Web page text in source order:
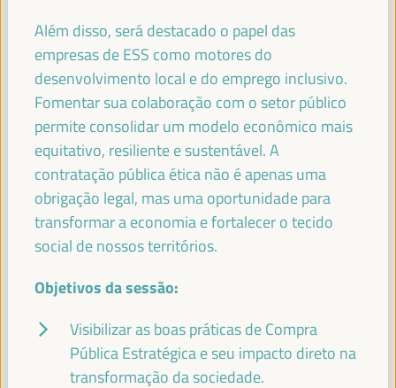
JAN VAN ZANEN
Presidente da CGLU e Prefeito de Haia - Cidades e
Governos Locais Unidos (CGLU)
TERESA RIBERA (VIDEO MESSAGE)
Vice-presidente executivo para uma transição limpa,
justa e competitiva - Comissão Europeia
YUSUF MOHAMED ADAN
Ministro do Trabalho e Assuntos Sociais da Somália -
Governo da SomáliaSomália
Além disso, será destacado o papel das
empresas de ESS como motores do
desenvolvimento local e do emprego inclusivo.
Fomentar sua colaboração com o setor público
permite consolidar um modelo econômico mais
equitativo, resiliente e sustentável. A
contratação pública ética não é apenas uma
obrigação legal, mas uma oportunidade para
transformar a economia e fortalecer o tecido
social de nossos territórios.
Objetivos da sessão:
Visibilizar as boas práticas de Compra
Pública Estratégica e seu impacto direto na
transformação da sociedade.